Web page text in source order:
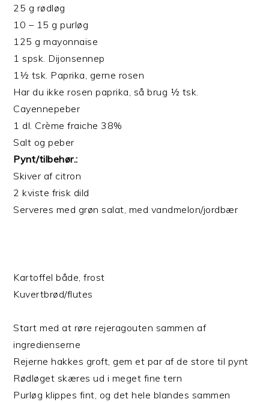
25 g rødløg
10 – 15 g purløg
125 g mayonnaise
1 spsk. Dijonsennep
1½ tsk. Paprika, gerne rosen
Har du ikke rosen paprika, så brug ½ tsk.
Cayennepeber
1 dl. Crème fraiche 38%
Salt og peber
Pynt/tilbehør.:
Skiver af citron
2 kviste frisk dild
Serveres med grøn salat, med vandmelon/jordbær
Kartoffel både, frost
Kuvertbrød/flutes
Start med at røre rejeragouten sammen af
ingredienserne
Rejerne hakkes groft, gem et par af de store til pynt
Rødløget skæres ud i meget fine tern
Purløg klippes fint, og det hele blandes sammen